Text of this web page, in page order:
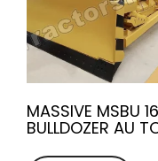
MASSIVE MSBU
BULLDOZER AU